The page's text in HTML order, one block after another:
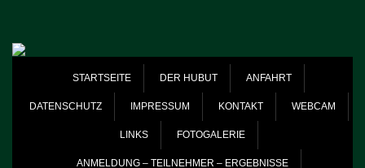
STARTSEITE DER HUBUT ANFAHRT
DATENSCHUTZ IMPRESSUM KONTAKT WEBCAM
LINKS FOTOGALERIE
ANMELDUNG – TEILNEHMER – ERGEBNISSE